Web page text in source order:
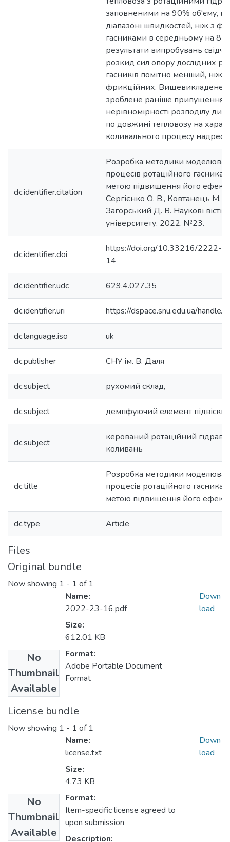
заповненими на 90% об'єму,
діапазоні швидкостей, ніж з
гасниками в середньому на 8
результати випробувань
розкид сил опору дослідних
гасників помітно менший, ніж
фрикційних. Вищевикладене
зроблене раніше припущення
нерівномірності розподілу
по довжині тепловозу на
коливального процесу
dc.identifier.citation
Розробка методики
процесів ротаційного гасника
метою підвищення його
Сергієнко О. В., Ковтанець М.
Загорський Д. В. Наукові вісті
університету. 2022. №23.
dc.identifier.doi
https://doi.org/10.33216/2222-
14
dc.identifier.udc 629.4.027.35
dc.identifier.uri https://dspace.snu.edu.ua/
dc.language.iso uk
dc.publisher СНУ ім. В. Даля
dc.subject рухомий склад,
dc.subject демпфуючий елемент підвіски
dc.subject
керований ротаційний
коливань
dc.title
Розробка методики
процесів ротаційного гасника
метою підвищення його
dc.type Article
Files
Original bundle
Now showing 1 - 1 of 1
No
Thumbnail
Available
Name:
2022-23-16.pdf
Size:
612.01 KB
Format:
Adobe Portable Document
Format
Down
load
License bundle
Now showing 1 - 1 of 1
No
Thumbnail
Available
Name:
license.txt
Size:
4.73 KB
Format:
Item-specific license agreed to
upon submission
Description:
Down
load